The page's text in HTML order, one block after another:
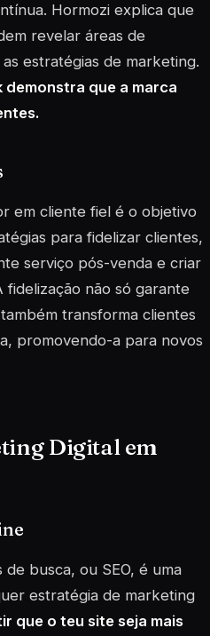
Hormozi explica que
revelar áreas de
estratégias de marketing.
que a marca
em cliente fiel é o objetivo
para fidelizar clientes,
serviço pós-venda e criar
fidelização não só garante
transforma clientes
promovendo-a para novos
Digital em
busca, ou SEO, é uma
estratégia de marketing
que o teu site seja mais